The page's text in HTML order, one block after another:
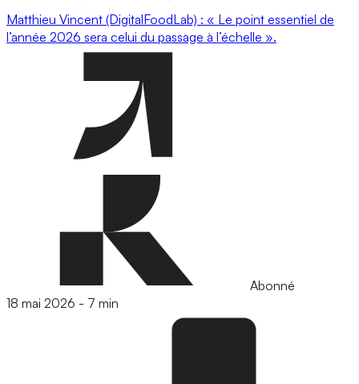
Matthieu Vincent (DigitalFoodLab) : « Le point essentiel de
l’année 2026 sera celui du passage à l’échelle ».
Abonné
18 mai 2026 - 7 min